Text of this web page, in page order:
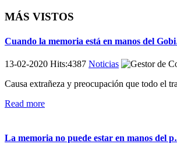
MÁS VISTOS
Cuando la memoria está en manos del
13-02-2020 Hits:4387 Noticias
Causa extrañeza y preocupación que todo el
Read more
La memoria no puede estar en manos del